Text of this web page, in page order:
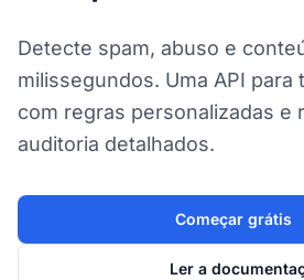
Detecte spam, abuso e
milissegundos. Uma API para
com regras personalizadas e
auditoria detalhados.
Começar grátis
Ler a